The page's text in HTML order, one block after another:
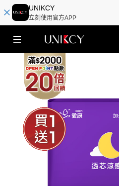
UNIKCY
立刻使用官方APP